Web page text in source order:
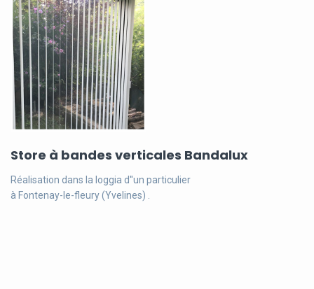
Store à bandes verticales Bandalux
Réalisation dans la loggia d''un particulier
à Fontenay-le-fleury (Yvelines) .